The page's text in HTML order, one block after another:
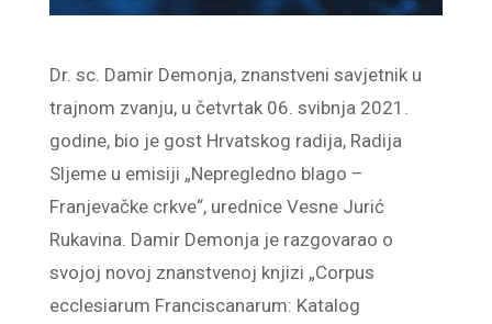
Dr. sc. Damir Demonja, znanstveni savjetnik u
trajnom zvanju, u četvrtak 06. svibnja 2021.
godine, bio je gost Hrvatskog radija, Radija
Sljeme u emisiji „Nepregledno blago –
Franjevačke crkve“, urednice Vesne Jurić
Rukavina. Damir Demonja je razgovarao o
svojoj novoj znanstvenoj knjizi „Corpus
ecclesiarum Franciscanarum: Katalog